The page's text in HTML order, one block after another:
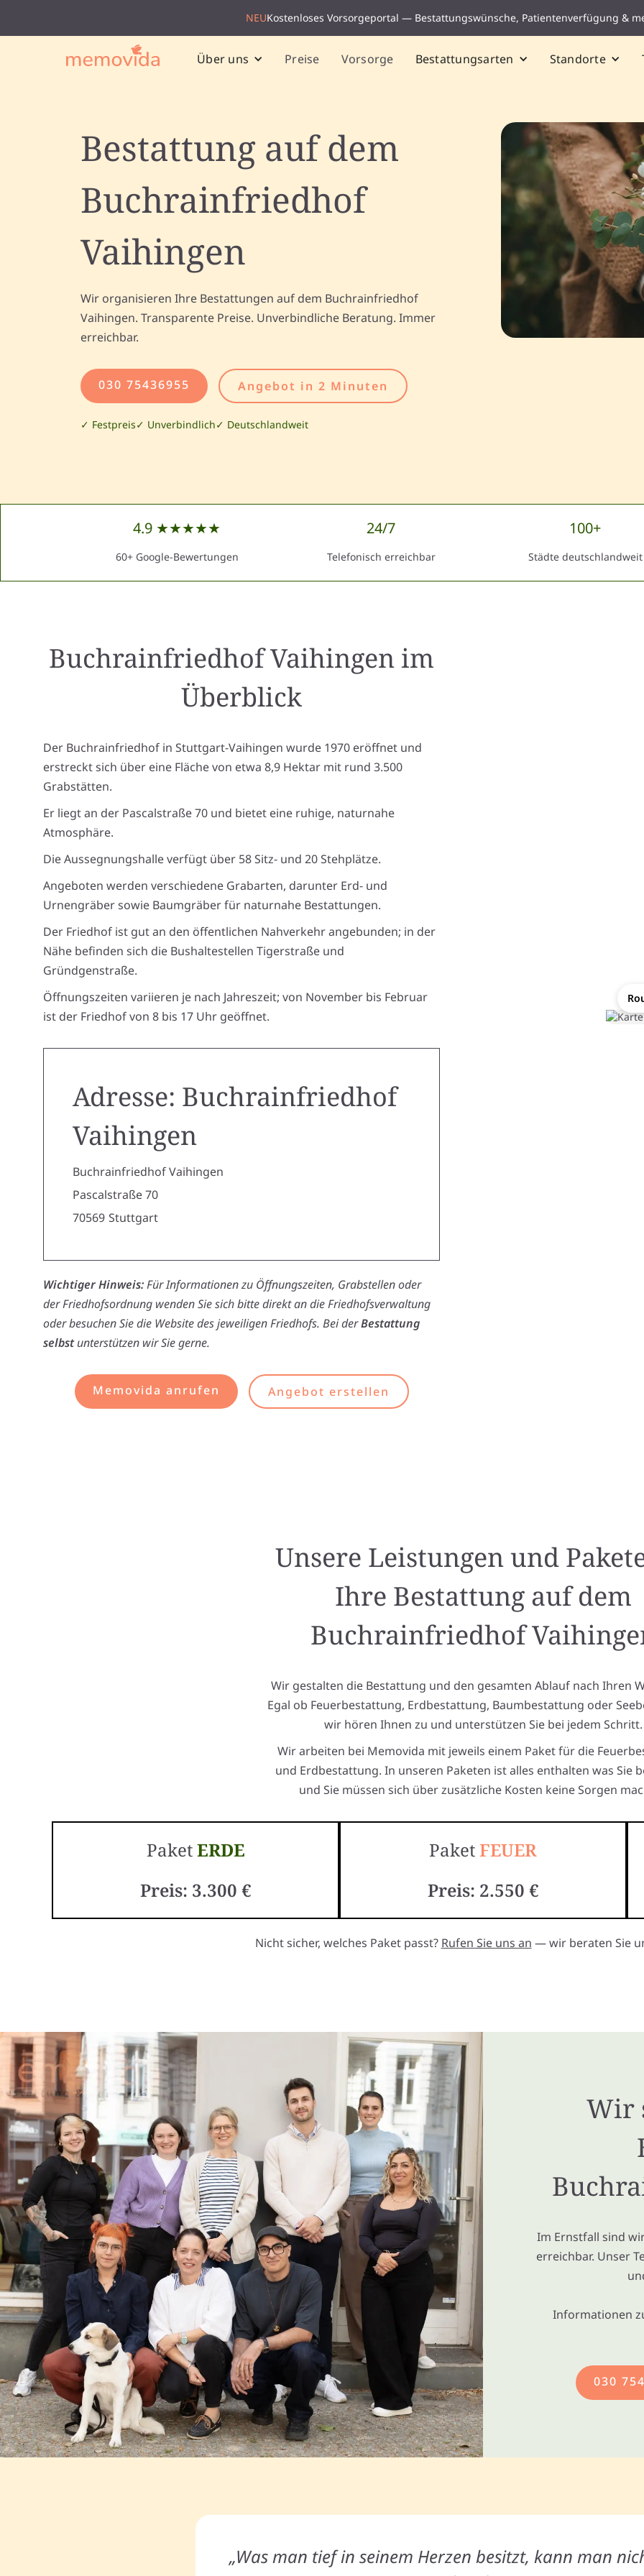
NEUKostenloses Vorsorgeportal — Bestattungswünsche, Patientenverfügung &
Über uns Preise Vorsorge Bestattungsarten Standorte
Bestattung auf dem
Buchrainfriedhof
Vaihingen
Wir organisieren Ihre Bestattungen auf dem Buchrainfriedhof
Vaihingen. Transparente Preise. Unverbindliche Beratung. Immer
erreichbar.
030 75436955 Angebot in 2 Minuten
✓ Festpreis✓ Unverbindlich✓ Deutschlandweit
4.9 ★★★★★
60+ Google-Bewertungen
24/7
Telefonisch erreichbar
100+
Städte deutschlandweit
Buchrainfriedhof Vaihingenim
Überblick
Der Buchrainfriedhof in Stuttgart-Vaihingen wurde 1970 eröffnet und
erstreckt sich über eine Fläche von etwa 8,9 Hektar mit rund 3.500
Grabstätten.
Er liegt an der Pascalstraße 70 und bietet eine ruhige, naturnahe
Atmosphäre.
Die Aussegnungshalle verfügt über 58 Sitz- und 20 Stehplätze.
Angeboten werden verschiedene Grabarten, darunter Erd- und
Urnengräber sowie Baumgräber für naturnahe Bestattungen.
Der Friedhof ist gut an den öffentlichen Nahverkehr angebunden; in der
Nähe befinden sich die Bushaltestellen Tigerstraße und
Gründgenstraße.
Öffnungszeiten variieren je nach Jahreszeit; von November bis Februar
ist der Friedhof von 8 bis 17 Uhr geöffnet.
Adresse: Buchrainfriedhof
Vaihingen
Buchrainfriedhof Vaihingen
Pascalstraße 70
70569 Stuttgart
Wichtiger Hinweis:Für Informationen zu Öffnungszeiten, Grabstellen oder
der Friedhofsordnung wenden Sie sich bitte direkt an die Friedhofsverwaltung
oder besuchen Sie die Website des jeweiligen Friedhofs. Bei derBestattung
selbstunterstützen wir Sie gerne.
Memovida anrufen Angebot erstellen
Unsere Leistungen und
Ihre Bestattung auf dem
Buchrainfriedhof
Wir gestalten die Bestattung und den gesamten Ablauf nach Ihren
Egal ob Feuerbestattung, Erdbestattung, Baumbestattung oder
wir hören Ihnen zu und unterstützen Sie bei jedem Schritt.
Wir arbeiten bei Memovida mit jeweils einem Paket für die
und Erdbestattung. In unseren Paketen ist alles enthalten was Sie
und Sie müssen sich über zusätzliche Kosten keine Sorgen
PaketERDE
Preis: 3.300 €
PaketFEUER
Preis: 2.550 €
Nicht sicher, welches Paket passt? Rufen Sie uns an — wir beraten Sie
Wir
Im Ernstfall sind
erreichbar. Unser
Informationen
030
„Was man tief in seinem Herzen besitzt, kann man